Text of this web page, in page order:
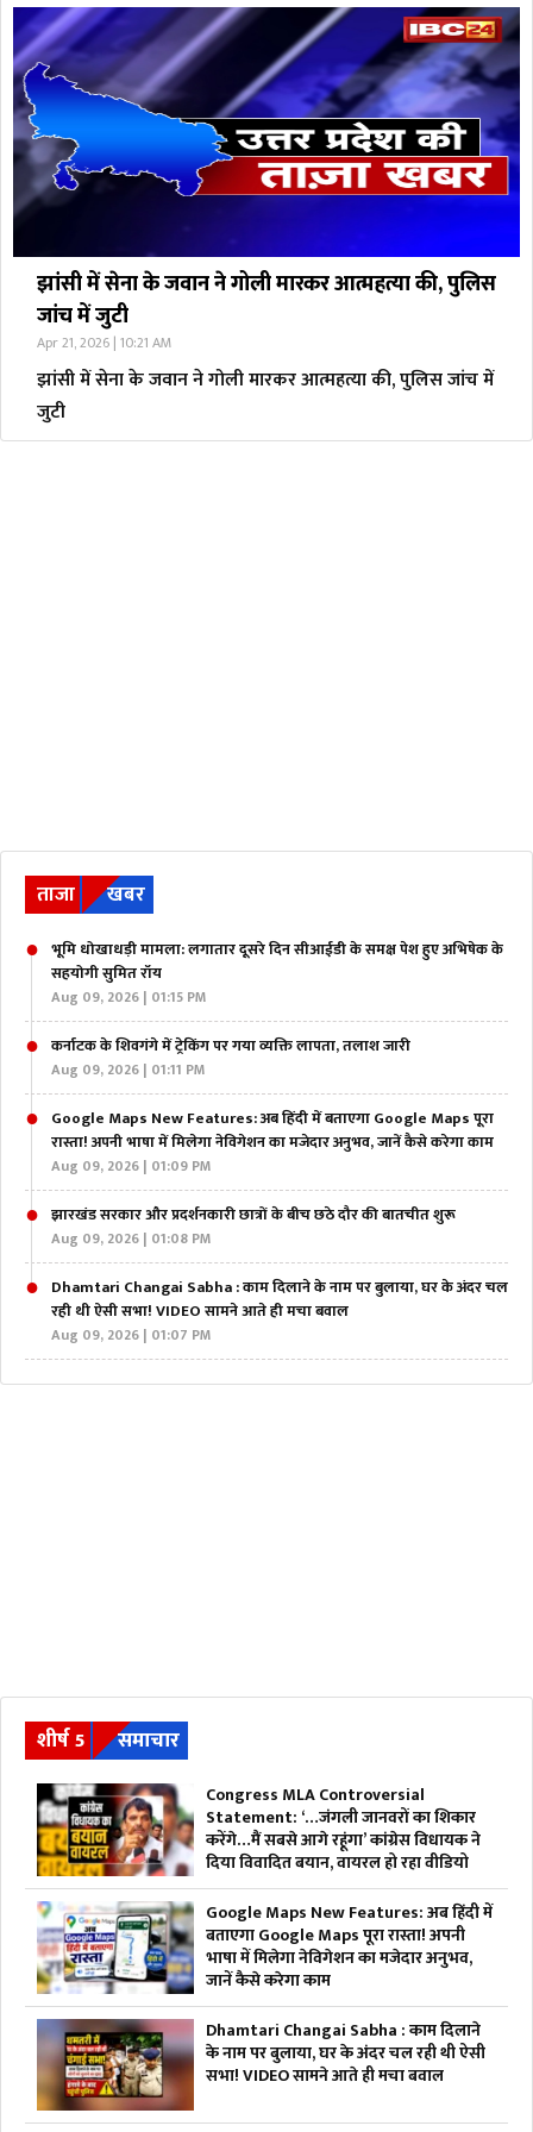
झांसी में सेना के जवान ने गोली मारकर आत्महत्या की, पुलिस
जांच में जुटी
Apr 21, 2026 | 10:21 AM
झांसी में सेना के जवान ने गोली मारकर आत्महत्या की, पुलिस जांच में
जुटी
ताजा खबर
भूमि धोखाधड़ी मामला: लगातार दूसरे दिन सीआईडी के समक्ष पेश हुए अभिषेक के
सहयोगी सुमित रॉय
Aug 09, 2026 | 01:15 PM
कर्नाटक के शिवगंगे में ट्रेकिंग पर गया व्यक्ति लापता, तलाश जारी
Aug 09, 2026 | 01:11 PM
Google Maps New Features: अब हिंदी में बताएगा Google Maps पूरा
रास्ता! अपनी भाषा में मिलेगा नेविगेशन का मजेदार अनुभव, जानें कैसे करेगा काम
Aug 09, 2026 | 01:09 PM
झारखंड सरकार और प्रदर्शनकारी छात्रों के बीच छठे दौर की बातचीत शुरू
Aug 09, 2026 | 01:08 PM
Dhamtari Changai Sabha : काम दिलाने के नाम पर बुलाया, घर के अंदर चल
रही थी ऐसी सभा! VIDEO सामने आते ही मचा बवाल
Aug 09, 2026 | 01:07 PM
शीर्ष 5 समाचार
Congress MLA Controversial
Statement: ‘…जंगली जानवरों का शिकार
करेंगे…मैं सबसे आगे रहूंगा’ कांग्रेस विधायक ने
दिया विवादित बयान, वायरल हो रहा वीडियो
Google Maps New Features: अब हिंदी में
बताएगा Google Maps पूरा रास्ता! अपनी
भाषा में मिलेगा नेविगेशन का मजेदार अनुभव,
जानें कैसे करेगा काम
Dhamtari Changai Sabha : काम दिलाने
के नाम पर बुलाया, घर के अंदर चल रही थी ऐसी
सभा! VIDEO सामने आते ही मचा बवाल